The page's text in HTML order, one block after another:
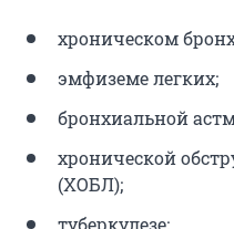
хроническом
эмфиземе легких;
бронхиальной
хронической
(ХОБЛ);